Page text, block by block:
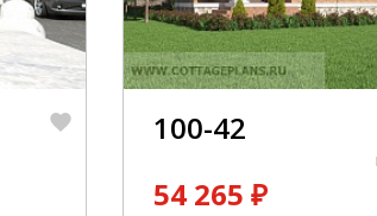
100-42
54 265 ₽